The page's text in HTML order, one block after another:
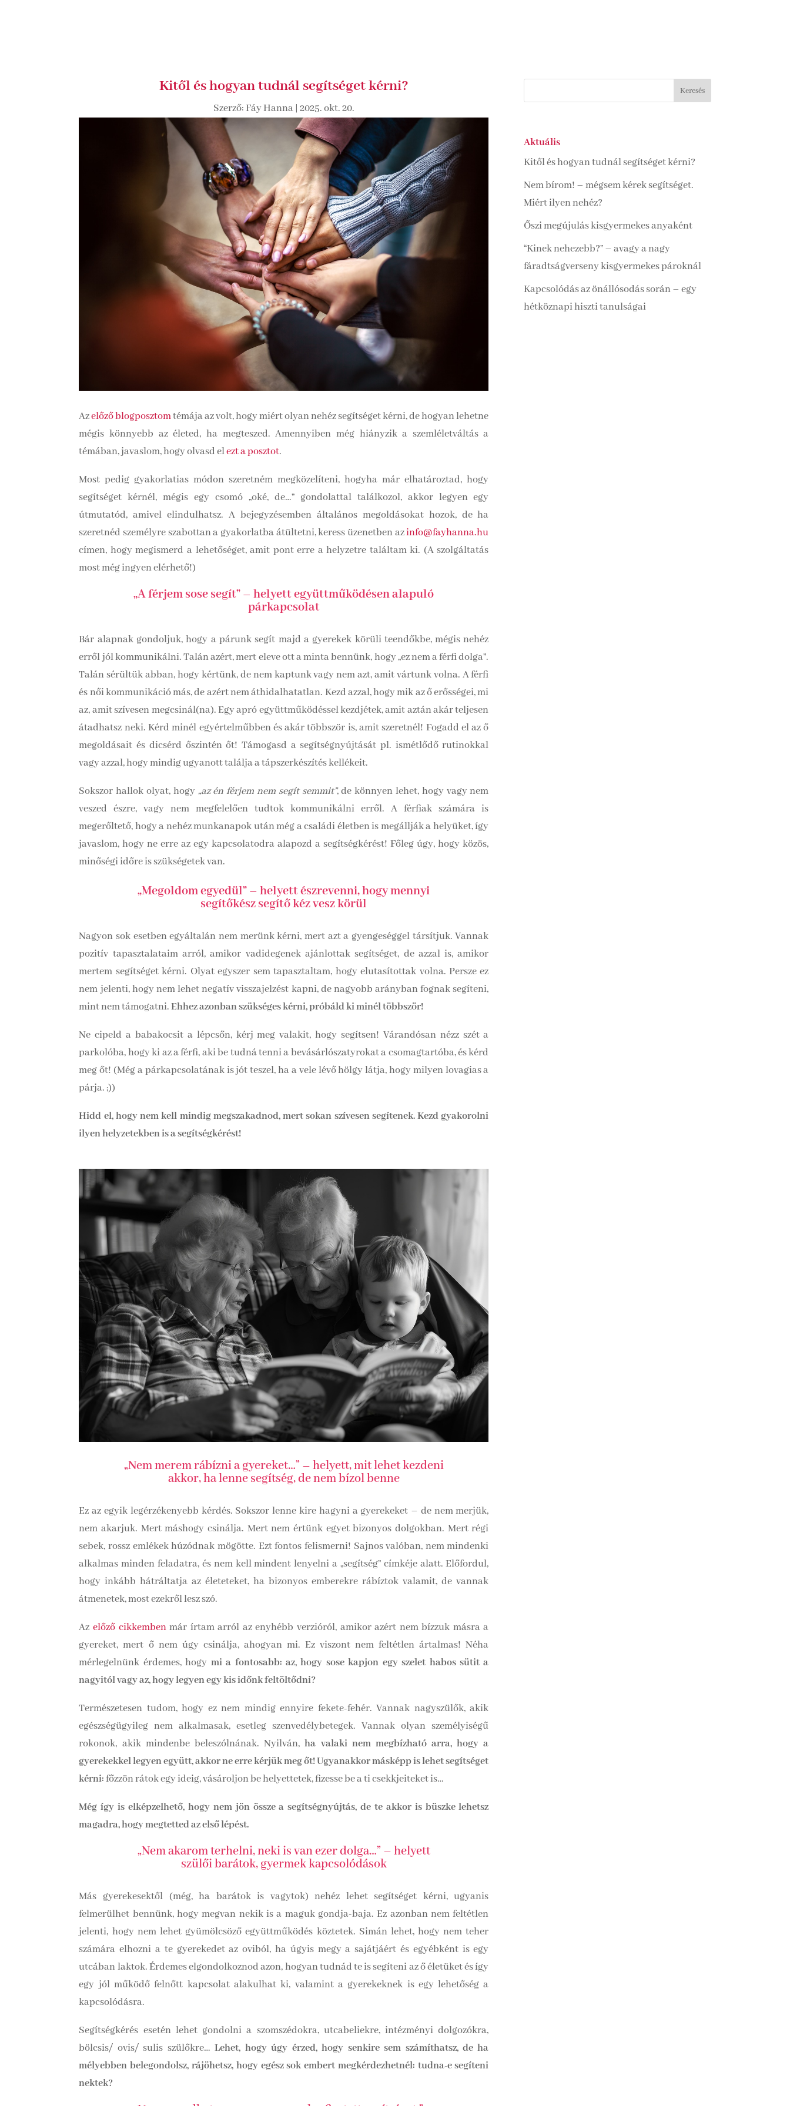
Kitől és hogyan tudnál segítséget kérni?
Szerző:Fáy Hanna| 2025. okt. 20.
Azelőző blogposztomtémája az volt, hogy miért olyan nehéz segítséget kérni, de hogyan lehetne
mégis könnyebb az életed, ha megteszed. Amennyiben még hiányzik a szemléletváltás a
témában, javaslom, hogy olvasd elezt a posztot.
Most pedig gyakorlatias módon szeretném megközelíteni, hogyha már elhatároztad, hogy
segítséget kérnél, mégis egy csomó „oké, de…” gondolattal találkozol, akkor legyen egy
útmutatód, amivel elindulhatsz. A bejegyzésemben általános megoldásokat hozok, de ha
szeretnéd személyre szabottan a gyakorlatba átültetni, keress üzenetben azinfo@fayhanna.hu
címen, hogy megismerd a lehetőséget, amit pont erre a helyzetre találtam ki. (A szolgáltatás
most még ingyen elérhető!)
„A férjem sose segít” – helyett együttműködésen alapuló
párkapcsolat
Bár alapnak gondoljuk, hogy a párunk segít majd a gyerekek körüli teendőkbe, mégis nehéz
erről jól kommunikálni. Talán azért, mert eleve ott a minta bennünk, hogy „ez nem a férfi dolga”.
Talán sérültük abban, hogy kértünk, de nem kaptunk vagy nem azt, amit vártunk volna. A férfi
és női kommunikáció más, de azért nem áthidalhatatlan. Kezd azzal, hogy mik az ő erősségei, mi
az, amit szívesen megcsinál(na). Egy apró együttműködéssel kezdjétek, amit aztán akár teljesen
átadhatsz neki. Kérd minél egyértelműbben és akár többször is, amit szeretnél! Fogadd el az ő
megoldásait és dicsérd őszintén őt! Támogasd a segítségnyújtását pl. ismétlődő rutinokkal
vagy azzal, hogy mindig ugyanott találja a tápszerkészítés kellékeit.
Sokszor hallok olyat, hogy „az én férjem nem segít semmit”, de könnyen lehet, hogy vagy nem
veszed észre, vagy nem megfelelően tudtok kommunikálni erről. A férfiak számára is
megerőltető, hogy a nehéz munkanapok után még a családi életben is megállják a helyüket, így
javaslom, hogy ne erre az egy kapcsolatodra alapozd a segítségkérést! Főleg úgy, hogy közös,
minőségi időre is szükségetek van.
„Megoldom egyedül” – helyett észrevenni, hogy mennyi
segítőkész segítő kéz vesz körül
Nagyon sok esetben egyáltalán nem merünk kérni, mert azt a gyengeséggel társítjuk. Vannak
pozitív tapasztalataim arról, amikor vadidegenek ajánlottak segítséget, de azzal is, amikor
mertem segítséget kérni. Olyat egyszer sem tapasztaltam, hogy elutasítottak volna. Persze ez
nem jelenti, hogy nem lehet negatív visszajelzést kapni, de nagyobb arányban fognak segíteni,
mint nem támogatni.Ehhez azonban szükséges kérni, próbáld ki minél többször!
Ne cipeld a babakocsit a lépcsőn, kérj meg valakit, hogy segítsen! Várandósan nézz szét a
parkolóba, hogy ki az a férfi, aki be tudná tenni a bevásárlószatyrokat a csomagtartóba, és kérd
meg őt! (Még a párkapcsolatának is jót teszel, ha a vele lévő hölgy látja, hogy milyen lovagias a
párja. ;))
Hidd el, hogy nem kell mindig megszakadnod, mert sokan szívesen segítenek. Kezd gyakorolni
ilyen helyzetekben is a segítségkérést!
„Nem merem rábízni a gyereket…” – helyett, mit lehet kezdeni
akkor, ha lenne segítség, de nem bízol benne
Ez az egyik legérzékenyebb kérdés. Sokszor lenne kire hagyni a gyerekeket – de nem merjük,
nem akarjuk. Mert máshogy csinálja. Mert nem értünk egyet bizonyos dolgokban. Mert régi
sebek, rossz emlékek húzódnak mögötte. Ezt fontos felismerni! Sajnos valóban, nem mindenki
alkalmas minden feladatra, és nem kell mindent lenyelni a „segítség” címkéje alatt. Előfordul,
hogy inkább hátráltatja az életeteket, ha bizonyos emberekre rábíztok valamit, de vannak
átmenetek, most ezekről lesz szó.
Az előző cikkembenmár írtam arról az enyhébb verzióról, amikor azért nem bízzuk másra a
gyereket, mert ő nem úgy csinálja, ahogyan mi. Ez viszont nem feltétlen ártalmas! Néha
mérlegelnünk érdemes, hogy mi a fontosabb: az, hogy sose kapjon egy szelet habos sütit a
nagyitól vagy az, hogy legyen egy kis időnk feltöltődni?
Természetesen tudom, hogy ez nem mindig ennyire fekete-fehér. Vannak nagyszülők, akik
egészségügyileg nem alkalmasak, esetleg szenvedélybetegek. Vannak olyan személyiségű
rokonok, akik mindenbe beleszólnának. Nyilván,ha valaki nem megbízható arra, hogy a
gyerekekkel legyen együtt, akkor ne erre kérjük meg őt! Ugyanakkor másképp is lehet segítséget
kérni:főzzön rátok egy ideig, vásároljon be helyettetek, fizesse be a ti csekkjeiteket is…
Még így is elképzelhető, hogy nem jön össze a segítségnyújtás, de te akkor is büszke lehetsz
magadra, hogy megtetted az első lépést.
„Nem akarom terhelni, neki is van ezer dolga…” – helyett
szülői barátok, gyermek kapcsolódások
Más gyerekesektől (még, ha barátok is vagytok) nehéz lehet segítséget kérni, ugyanis
felmerülhet bennünk, hogy megvan nekik is a maguk gondja-baja. Ez azonban nem feltétlen
jelenti, hogy nem lehet gyümölcsöző együttműködés köztetek. Simán lehet, hogy nem teher
számára elhozni a te gyerekedet az oviból, ha úgyis megy a sajátjáért és egyébként is egy
utcában laktok. Érdemes elgondolkoznod azon, hogyan tudnád te is segíteni az ő életüket és így
egy jól működő felnőtt kapcsolat alakulhat ki, valamint a gyerekeknek is egy lehetőség a
kapcsolódásra.
Segítségkérés esetén lehet gondolni a szomszédokra, utcabeliekre, intézményi dolgozókra,
bölcsis/ ovis/ sulis szülőkre…Lehet, hogy úgy érzed, hogy senkire sem számíthatsz, de ha
mélyebben belegondolsz, rájöhetsz, hogy egész sok embert megkérdezhetnél: tudna-e segíteni
nektek?
Aktuális
Kitől és hogyan tudnál segítséget kérni?
Nem bírom! – mégsem kérek segítséget.
Miért ilyen nehéz?
Őszi megújulás kisgyermekes anyaként
“Kinek nehezebb?” – avagy a nagy
fáradtságverseny kisgyermekes pároknál
Kapcsolódás az önállósodás során – egy
hétköznapi hiszti tanulságai